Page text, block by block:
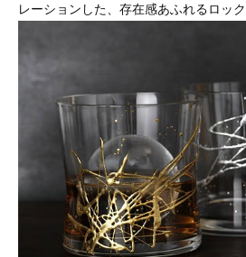
レーションした、存在感あふれるロック